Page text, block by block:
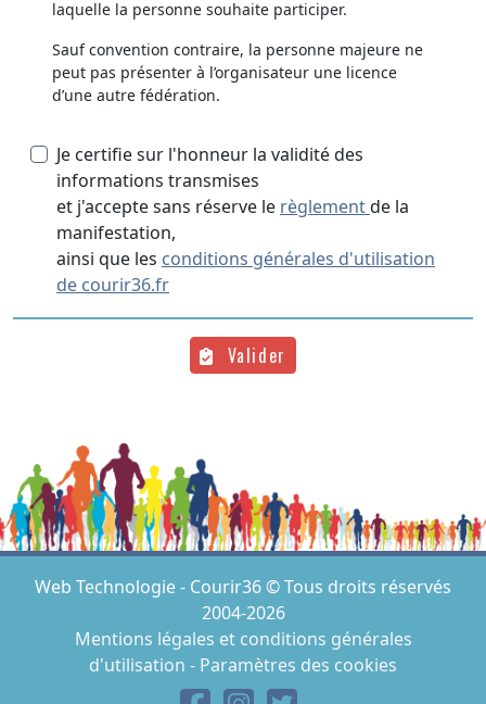
laquelle la personne souhaite participer.
Sauf convention contraire, la personne majeure ne
peut pas présenter à l’organisateur une licence
d’une autre fédération.
Je certifie sur l'honneur la validité des
informations transmises
et j'accepte sans réserve le règlementde la
manifestation,
ainsi que les conditions générales d'utilisation
de courir36.fr
Valider
Web Technologie - Courir36 © Tous droits réservés
2004-2026
Mentions légales et conditions générales
d'utilisation - Paramètres des cookies